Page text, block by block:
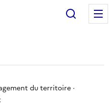
du territoire ·